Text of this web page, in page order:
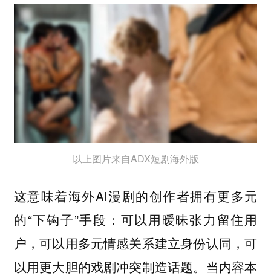
以上图片来自ADX短剧海外版
这意味着海外AI漫剧的创作者拥有更多元
的“下钩子”手段：可以用暧昧张力留住用
户，可以用多元情感关系建立身份认同，可
以用更大胆的戏剧冲突制造话题。当内容本